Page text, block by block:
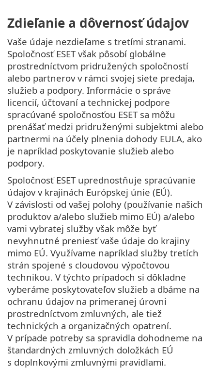
Zdieľanie a dôvernosť údajov
Vaše údaje nezdieľame s tretími stranami.
Spoločnosť ESET však pôsobí globálne
prostredníctvom pridružených spoločností
alebo partnerov v rámci svojej siete predaja,
služieb a podpory. Informácie o správe
licencií, účtovaní a technickej podpore
spracúvané spoločnosťou ESET sa môžu
prenášať medzi pridruženými subjektmi alebo
partnermi na účely plnenia dohody EULA, ako
je napríklad poskytovanie služieb alebo
podpory.
Spoločnosť ESET uprednostňuje spracúvanie
údajov v krajinách Európskej únie (EÚ).
V závislosti od vašej polohy (používanie našich
produktov a/alebo služieb mimo EÚ) a/alebo
vami vybratej služby však môže byť
nevyhnutné preniesť vaše údaje do krajiny
mimo EÚ. Využívame napríklad služby tretích
strán spojené s cloudovou výpočtovou
technikou. V týchto prípadoch si dôkladne
vyberáme poskytovateľov služieb a dbáme na
ochranu údajov na primeranej úrovni
prostredníctvom zmluvných, ale tiež
technických a organizačných opatrení.
V prípade potreby sa spravidla dohodneme na
štandardných zmluvných doložkách EÚ
s doplnkovými zmluvnými pravidlami.